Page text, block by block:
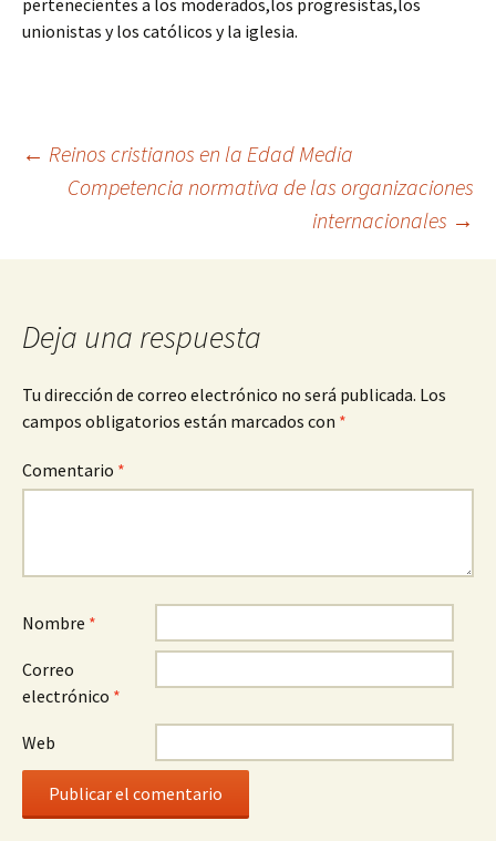
pertenecientes a los moderados,los progresistas,los
unionistas y los católicos y la iglesia.
Navegación
← Reinos cristianos en la Edad Media
Competencia normativa de las organizaciones
internacionales →
Deja una respuesta
Tu dirección de correo electrónico no será publicada. Los
campos obligatorios están marcados con *
Comentario *
Nombre *
Correo
electrónico *
Web